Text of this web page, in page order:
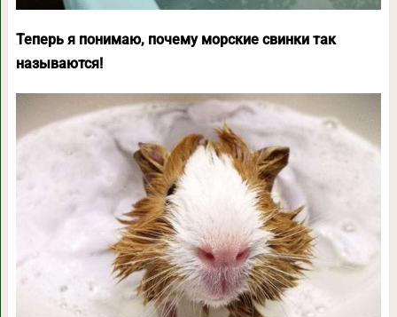
Теперь я понимаю, почему морские свинки так
называются!